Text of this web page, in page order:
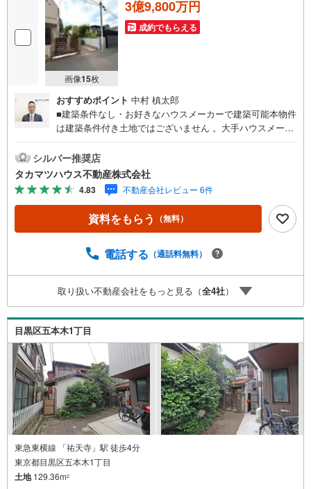
画像15枚
3億9,800万円
成約でもらえる
おすすめポイント 中村 槙太郎
■建築条件なし・お好きなハウスメーカーで建築可能本物件
は建築条件付き土地ではございません 。大手ハウスメーカ
客様が自由に建築会社をお選びいただけます。■第一種低層
住居専用地域内の広大な邸宅地周囲は2階建て中心の戸建て
が立ち並ぶ、落ち着いた第一種低層住居専用地域に位置し
ています。敷地面積は124坪超（410.79平米）と、2世帯住
宅や大型ガレージハウス、お庭を広く設けた贅沢な平屋プ
ランなど、多彩な建築プランをご検討いただけます。■駅徒
寺」駅までフラットな道のりで徒歩5分という好立地です
種専門店が揃うほか、スーパー「まいばすけっと」まで徒
歩2分（約140m）、五本木郵便局まで徒歩3分（約180m）
など、周辺環境も整っています。詳細な資料の請求や現地
のご案内、建築プランのご相談など、お気軽にお問い合わ
せください。
シルバー推奨店
タカマツハウス不動産株式会社
4.83 不動産会社レビュー 6件
資料をもらう （無料）
電話する （通話料無料）
取り扱い不動産会社をもっと見る（全4社）
目黒区五本木1丁目
東急東横線 「祐天寺」駅 徒歩4分
東京都目黒区五本木1丁目
土地129.36m2